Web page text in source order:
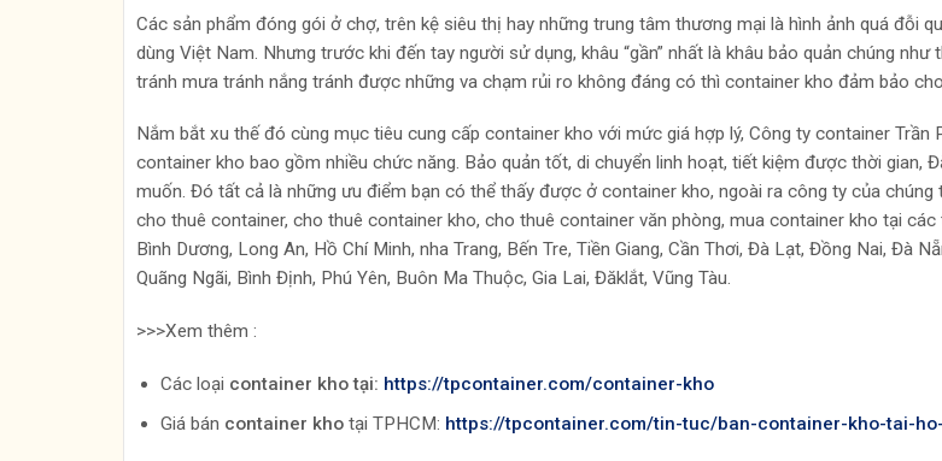
Các sản phẩm đóng gói ở chợ, trên kệ siêu thị hay những trung tâm thương mại là hình ảnh quá đỗi
dùng Việt Nam. Nhưng trước khi đến tay người sử dụng, khâu “gần” nhất là khâu bảo quản chúng như
tránh mưa tránh nắng tránh được những va chạm rủi ro không đáng có thì container kho đảm bảo
Nắm bắt xu thế đó cùng mục tiêu cung cấp container kho với mức giá hợp lý, Công ty container Trần
container kho bao gồm nhiều chức năng. Bảo quản tốt, di chuyển linh hoạt, tiết kiệm được thời gian,
muốn. Đó tất cả là những ưu điểm bạn có thể thấy được ở container kho, ngoài ra công ty của
cho thuê container, cho thuê container kho, cho thuê container văn phòng, mua container kho tại
Bình Dương, Long An, Hồ Chí Minh, nha Trang, Bến Tre, Tiền Giang, Cần Thơi, Đà Lạt, Đồng Nai, Đà
Quãng Ngãi, Bình Định, Phú Yên, Buôn Ma Thuộc, Gia Lai, Đăklắt, Vũng Tàu.
>>>Xem thêm :
Các loại container kho tại: https://tpcontainer.com/container-kho
Giá bán container kho tại TPHCM: https://tpcontainer.com/tin-tuc/ban-container-kho-tai-